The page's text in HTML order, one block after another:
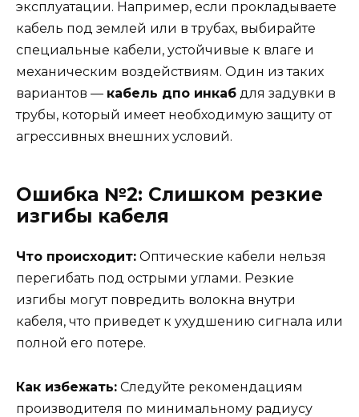
эксплуатации. Например, если прокладываете
кабель под землей или в трубах, выбирайте
специальные кабели, устойчивые к влаге и
механическим воздействиям. Один из таких
вариантов — кабель дпо инкаб для задувки в
трубы, который имеет необходимую защиту от
агрессивных внешних условий.
Ошибка №2: Слишком резкие
изгибы кабеля
Что происходит: Оптические кабели нельзя
перегибать под острыми углами. Резкие
изгибы могут повредить волокна внутри
кабеля, что приведет к ухудшению сигнала или
полной его потере.
Как избежать: Следуйте рекомендациям
производителя по минимальному радиусу